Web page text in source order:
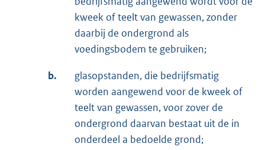
kweek of teelt van gewassen, zonder
daarbij de ondergrond als
voedingsbodem te gebruiken;
b.
glasopstanden, die bedrijfsmatig
worden aangewend voor de kweek of
teelt van gewassen, voor zover de
ondergrond daarvan bestaat uit de in
onderdeel a bedoelde grond;